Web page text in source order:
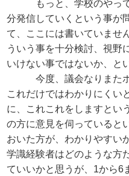
もっと、学校のやって
分発信していくという事が
て、ここには書いていませ
ういう事を十分検討、視野
いけない事ではないか、と
今度、議会なりまたホ
これだけではわかりにくい
に、これこれをしますとい
の方に意見を伺っていると
おいた方が、わかりやすい
学識経験者はどのような方
ていいかと思うが、1から6